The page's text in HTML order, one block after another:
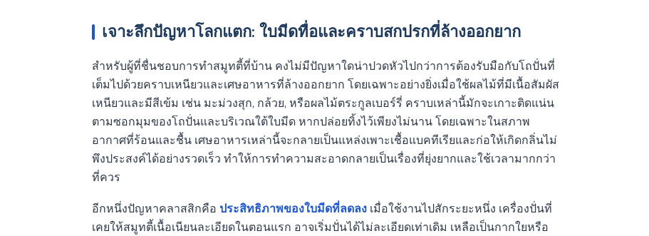
เจาะลึกปัญหาโลกแตก: ใบมีดทื่อและคราบสกปรกที่ล้างออกยาก
สำหรับผู้ที่ชื่นชอบการทำสมูทตี้ที่บ้าน คงไม่มีปัญหาใดน่าปวดหัวไปกว่าการต้องรับมือกับโถปั่นที่
เต็มไปด้วยคราบเหนียวและเศษอาหารที่ล้างออกยาก โดยเฉพาะอย่างยิ่งเมื่อใช้ผลไม้ที่มีเนื้อสัมผัส
เหนียวและมีสีเข้ม เช่น มะม่วงสุก, กล้วย, หรือผลไม้ตระกูลเบอร์รี่ คราบเหล่านี้มักจะเกาะติดแน่น
ตามซอกมุมของโถปั่นและบริเวณใต้ใบมีด หากปล่อยทิ้งไว้เพียงไม่นาน โดยเฉพาะในสภาพ
อากาศที่ร้อนและชื้น เศษอาหารเหล่านี้จะกลายเป็นแหล่งเพาะเชื้อแบคทีเรียและก่อให้เกิดกลิ่นไม่
พึงประสงค์ได้อย่างรวดเร็ว ทำให้การทำความสะอาดกลายเป็นเรื่องที่ยุ่งยากและใช้เวลามากกว่า
ที่ควร
อีกหนึ่งปัญหาคลาสสิกคือ ประสิทธิภาพของใบมีดที่ลดลงเมื่อใช้งานไปสักระยะหนึ่ง เครื่องปั่นที่
เคยให้สมูทตี้เนื้อเนียนละเอียดในตอนแรก อาจเริ่มปั่นได้ไม่ละเอียดเท่าเดิม เหลือเป็นกากใยหรือ